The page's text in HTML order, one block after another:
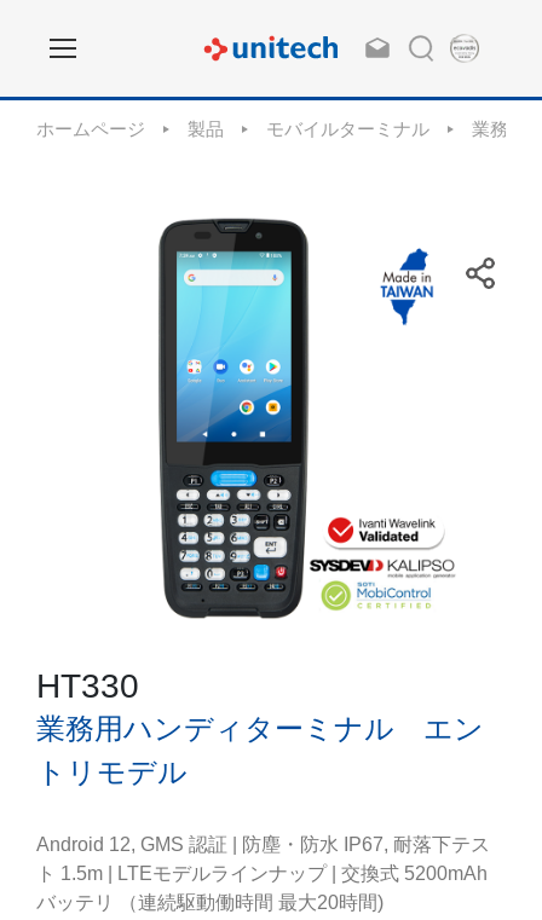
ホームページ 製品 モバイルターミナル 業務用
HT330
業務用ハンディターミナル エン
トリモデル
Android 12, GMS 認証 | 防塵・防水 IP67, 耐落下テス
ト 1.5m | LTEモデルラインナップ | 交換式 5200mAh
バッテリ （連続駆動働時間 最大20時間)